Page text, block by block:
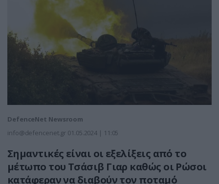
DefenceNet Newsroom
info@defencenet.gr 01.05.2024 | 11:05
Σημαντικές είναι οι εξελίξεις από το
μέτωπο του Τσάσιβ Γιαρ καθώς οι Ρώσοι
κατάφεραν να διαβούν τον ποταμό